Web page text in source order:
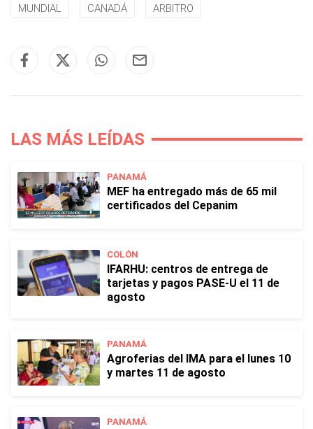
MUNDIAL CANADÁ ARBITRO
LAS MÁS LEÍDAS
PANAMÁ
MEF ha entregado más de 65 mil
certificados del Cepanim
COLÓN
IFARHU: centros de entrega de
tarjetas y pagos PASE-U el 11 de
agosto
PANAMÁ
Agroferias del IMA para el lunes 10
y martes 11 de agosto
PANAMÁ